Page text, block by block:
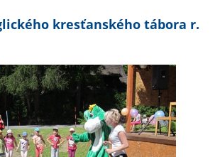
kresťanského tábora r.